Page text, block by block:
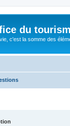
du
c'est la somme des